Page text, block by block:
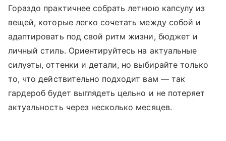
Гораздо практичнее собрать летнюю капсулу из
вещей, которые легко сочетать между собой и
адаптировать под свой ритм жизни, бюджет и
личный стиль. Ориентируйтесь на актуальные
силуэты, оттенки и детали, но выбирайте только
то, что действительно подходит вам — так
гардероб будет выглядеть цельно и не потеряет
актуальность через несколько месяцев.